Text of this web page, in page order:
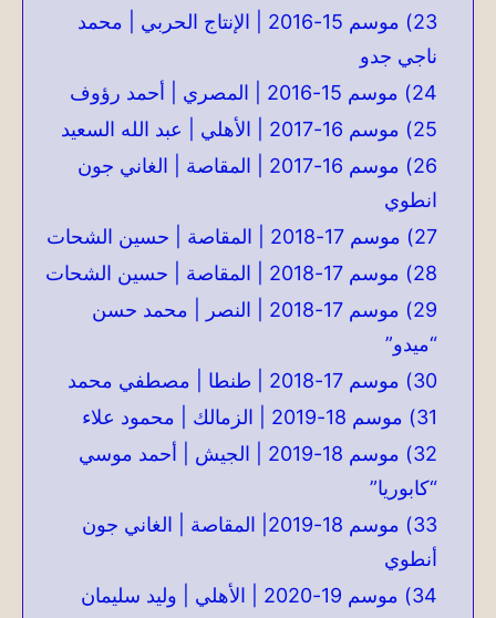
23) موسم 15-2016 | الإنتاج الحربي | محمد
ناجي جدو
24) موسم 15-2016 | المصري | أحمد رؤوف
25) موسم 16-2017 | الأهلي | عبد الله السعيد
26) موسم 16-2017 | المقاصة | الغاني جون
انطوي
27) موسم 17-2018 | المقاصة | حسين الشحات
28) موسم 17-2018 | المقاصة | حسين الشحات
29) موسم 17-2018 | النصر | محمد حسن
“ميدو”
30) موسم 17-2018 | طنطا | مصطفي محمد
31) موسم 18-2019 | الزمالك | محمود علاء
32) موسم 18-2019 | الجيش | أحمد موسي
“كابوريا”
33) موسم 18-2019| المقاصة | الغاني جون
أنطوي
34) موسم 19-2020 | الأهلي | وليد سليمان